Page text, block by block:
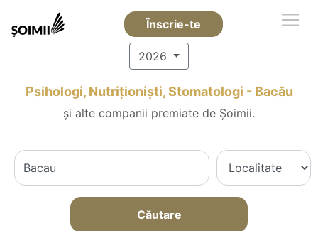
Înscrie-te
2026
Psihologi, Nutriționiști, Stomatologi - Bacău
și alte companii premiate de Șoimii.
Căutare